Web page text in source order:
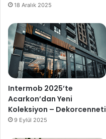
18 Aralık 2025
Intermob 2025’te
Acarkon’dan Yeni
Koleksiyon – Dekorcenneti
9 Eylül 2025